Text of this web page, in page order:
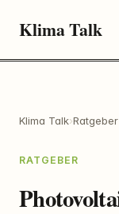
Klima Talk
Klima Talk›Ratgeber
RATGEBER